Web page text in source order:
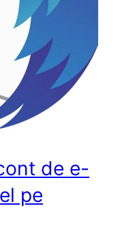
de e-
pe